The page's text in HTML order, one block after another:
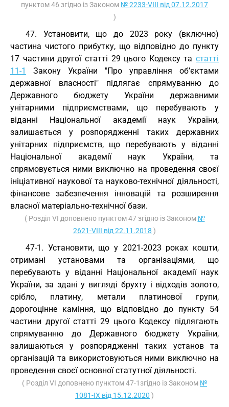
пунктом 46 згідно із Законом № 2233-VIII від 07.12.2017
)
47. Установити, що до 2023 року (включно)
частина чистого прибутку, що відповідно до пункту
17 частини другої статті 29 цього Кодексу та статті
11-1
Закону України "Про управління об’єктами
державної власності" підлягає спрямуванню до
Державного бюджету України державними
унітарними підприємствами, що перебувають у
віданні Національної академії наук України,
залишається у розпорядженні таких державних
унітарних підприємств, що перебувають у віданні
Національної академії наук України, та
спрямовується ними виключно на проведення своєї
ініціативної наукової та науково-технічної діяльності,
фінансове забезпечення інновацій та розширення
власної матеріально-технічної бази.
( Розділ VI доповнено пунктом 47 згідно із Законом №
2621-VIII від 22.11.2018 )
47-1. Установити, що у 2021-2023 роках кошти,
отримані установами та організаціями, що
перебувають у віданні Національної академії наук
України, за здані у вигляді брухту і відходів золото,
срібло, платину, метали платинової групи,
дорогоцінне каміння, що відповідно до пункту 54
частини другої статті 29 цього Кодексу підлягають
спрямуванню до Державного бюджету України,
залишаються у розпорядженні таких установ та
організацій та використовуються ними виключно на
проведення своєї основної статутної діяльності.
( Розділ VI доповнено пунктом 47-1згідно із Законом №
1081-IX від 15.12.2020 )